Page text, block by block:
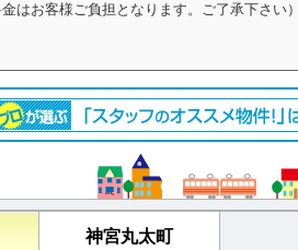
はお客様ご負担となります。ご了承下さい）
神宮丸太町